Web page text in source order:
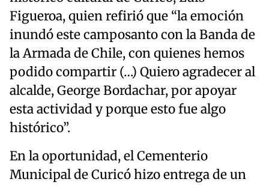
Figueroa, quien refirió que “la emoción
inundó este camposanto con la Banda de
la Armada de Chile, con quienes hemos
podido compartir (…) Quiero agradecer al
alcalde, George Bordachar, por apoyar
esta actividad y porque esto fue algo
histórico”.
En la oportunidad, el Cementerio
Municipal de Curicó hizo entrega de un